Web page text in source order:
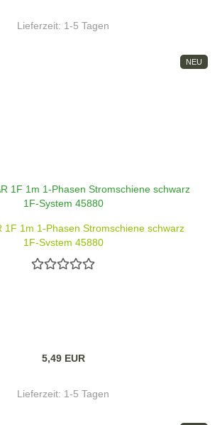
Lieferzeit: 1-5 Tagen
NEU
1F 1m 1-Phasen Stromschiene schwarz
1F-System 45880
5,49 EUR
Lieferzeit: 1-5 Tagen